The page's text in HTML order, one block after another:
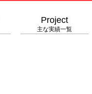
Project
主な実績一覧